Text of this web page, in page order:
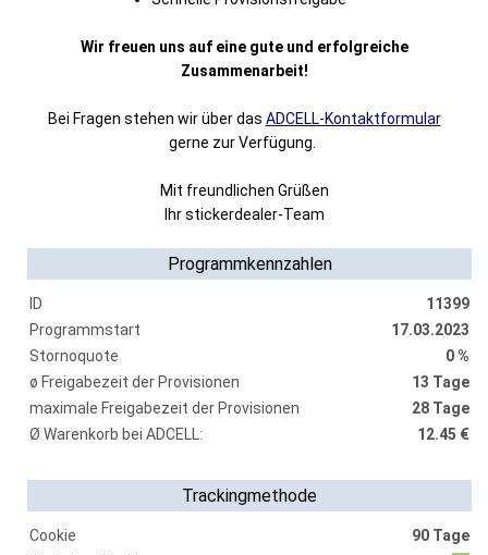
Wir freuen uns auf eine gute und erfolgreiche
Zusammenarbeit!
Bei Fragen stehen wir über das ADCELL-Kontaktformular
gerne zur Verfügung.
Mit freundlichen Grüßen
Ihr stickerdealer-Team
Programmkennzahlen
ID
11399
Programmstart
17.03.2023
Stornoquote
0 %
ø Freigabezeit der Provisionen
13 Tage
maximale Freigabezeit der Provisionen
28 Tage
Ø Warenkorb bei ADCELL:
12.45 €
Trackingmethode
Cookie
90 Tage